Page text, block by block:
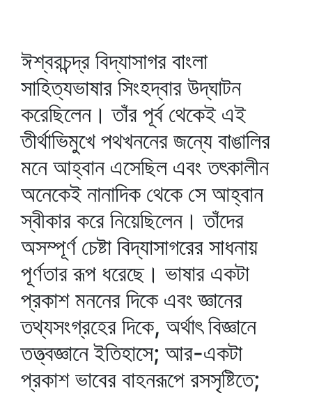
ঈশ্বরচন্দ্র বিদ্যাসাগর বাংলা
সাহিত্যভাষার সিংহদ্বার উদ্‌ঘাটন
করেছিলেন। তাঁর পূর্ব থেকেই এই
তীর্থাভিমুখে পথখননের জন্যে বাঙালির
মনে আহ্বান এসেছিল এবং তৎকালীন
অনেকেই নানাদিক থেকে সে আহ্বান
স্বীকার করে নিয়েছিলেন। তাঁদের
অসম্পূর্ণ চেষ্টা বিদ্যাসাগরের সাধনায়
পূর্ণতার রূপ ধরেছে। ভাষার একটা
প্রকাশ মননের দিকে এবং জ্ঞানের
তথ্যসংগ্রহের দিকে, অর্থাৎ বিজ্ঞানে
তত্ত্বজ্ঞানে ইতিহাসে; আর-একটা
প্রকাশ ভাবের বাহনরূপে রসসৃষ্টিতে;